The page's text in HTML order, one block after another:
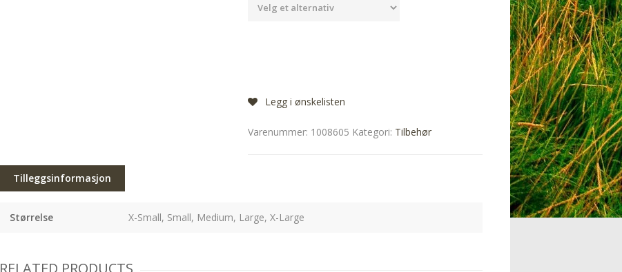
Legg i ønskelisten
Varenummer: 1008605 Kategori: Tilbehør
Tilleggsinformasjon
Størrelse X-Small, Small, Medium, Large, X-Large
RELATED PRODUCTS